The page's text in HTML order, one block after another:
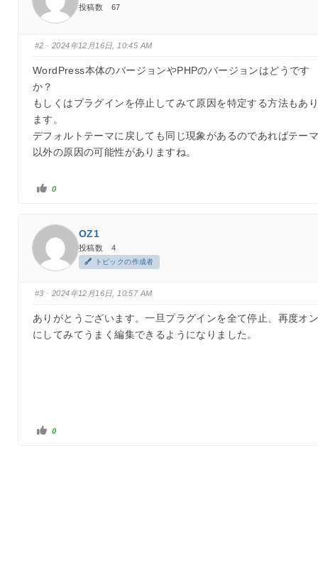
投稿数 67
#2 · 2024年12月16日, 10:45 AM
WordPress本体のバージョンやPHPのバージョンはどうです
か？
もしくはプラグインを停止してみて原因を特定する方法もあ
ます。
デフォルトテーマに戻しても同じ現象があるのであればテー
以外の原因の可能性がありますね。
い
い
ク
ッ
0
OZ1
投稿数 4
トピックの作成者
#3 · 2024年12月16日, 10:57 AM
ありがとうございます。一旦プラグインを全て停止、再度オ
にしてみてうまく編集できるようになりました。
い
い
0